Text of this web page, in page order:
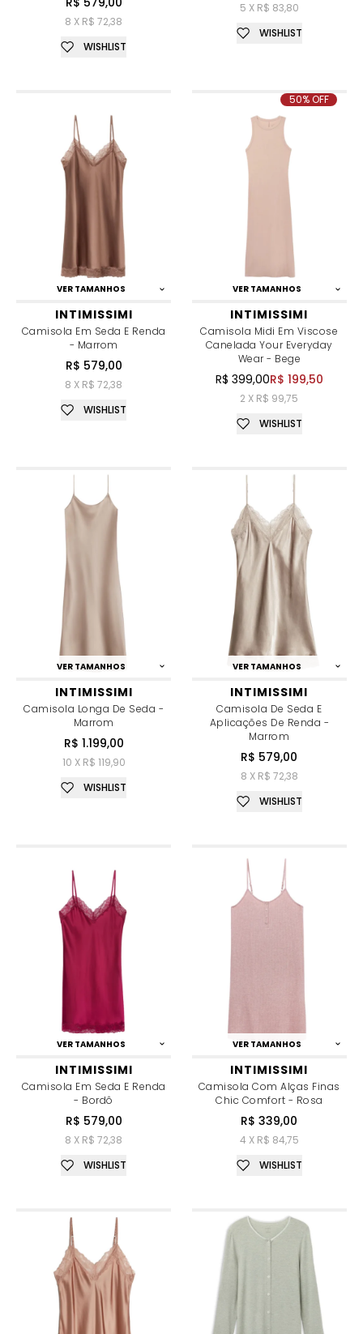
8 X R$ 72,38
WISHLIST
5 X R$ 83,80
WISHLIST
VER TAMANHOS
INTIMISSIMI
Camisola Em Seda E Renda
- Marrom
R$ 579,00
8 X R$ 72,38
WISHLIST
VER TAMANHOS
INTIMISSIMI
Camisola Midi Em Viscose
Canelada Your Everyday
Wear - Bege
R$ 399,00R$ 199,50
2 X R$ 99,75
50% OFF
WISHLIST
VER TAMANHOS
INTIMISSIMI
Camisola Longa De Seda -
Marrom
R$ 1.199,00
10 X R$ 119,90
WISHLIST
VER TAMANHOS
INTIMISSIMI
Camisola De Seda E
Aplicações De Renda -
Marrom
R$ 579,00
8 X R$ 72,38
WISHLIST
VER TAMANHOS
INTIMISSIMI
Camisola Em Seda E Renda
- Bordô
R$ 579,00
8 X R$ 72,38
WISHLIST
VER TAMANHOS
INTIMISSIMI
Camisola Com Alças Finas
Chic Comfort - Rosa
R$ 339,00
4 X R$ 84,75
WISHLIST